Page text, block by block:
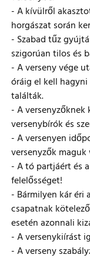
- A kívülről
horgászat során
- Szabad tűz
szigorúan tilos és
- A verseny vége
óráig el kell
találták.
- A
versenybírók és
- A versenyen
versenyzők
- A tó partjáért és
felelősséget!
- Bármilyen kár
csapatnak
esetén azonnali
- A versenykiírást
- A verseny